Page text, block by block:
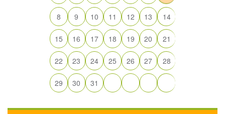
8 9 10 11 12 13 14
15 16 17 18 19 20 21
22 23 24 25 26 27 28
29 30 31